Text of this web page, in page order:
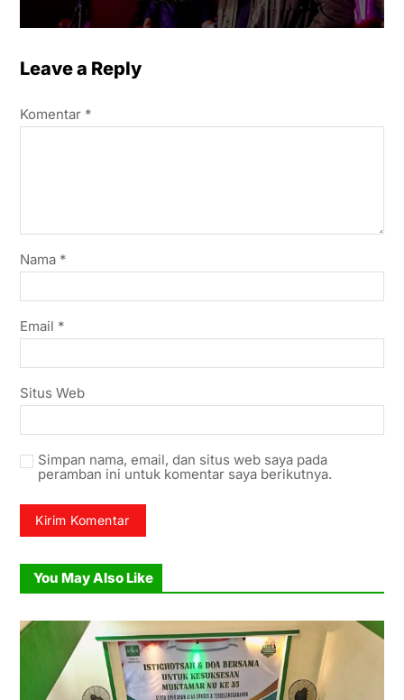
Leave a Reply
Komentar *
Nama *
Email *
Situs Web
Simpan nama, email, dan situs web saya pada
peramban ini untuk komentar saya berikutnya.
You May Also Like